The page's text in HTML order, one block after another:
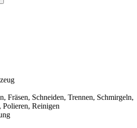
Fräsen, Schneiden, Trennen, Schmirgeln,
Polieren, Reinigen